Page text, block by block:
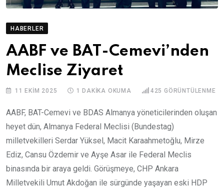
HABERLER
AABF ve BAT-Cemevi’nden
Meclise Ziyaret
11 EKIM 2025 1 DAKIKA OKUMA 425 GÖRÜNTÜLENME
AABF, BAT-Cemevi ve BDAS Almanya yöneticilerinden oluşan
heyet dün, Almanya Federal Meclisi (Bundestag)
milletvekilleri Serdar Yüksel, Macit Karaahmetoğlu, Mirze
Ediz, Cansu Özdemir ve Ayşe Asar ile Federal Meclis
binasında bir araya geldi. Görüşmeye, CHP Ankara
Milletvekili Umut Akdoğan ile sürgünde yaşayan eski HDP